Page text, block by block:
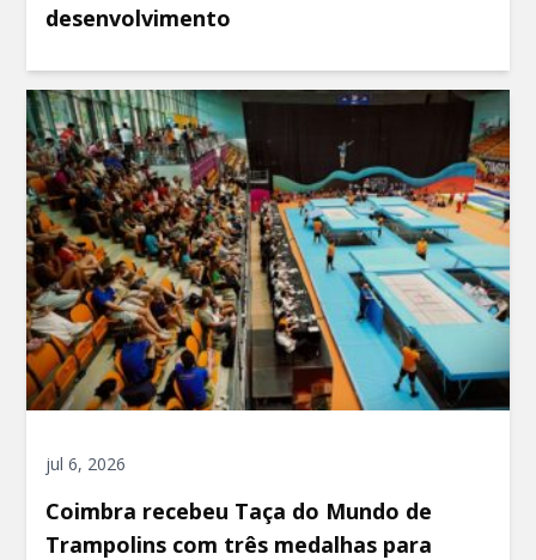
desenvolvimento
jul 6, 2026
Coimbra recebeu Taça do Mundo de
Trampolins com três medalhas para